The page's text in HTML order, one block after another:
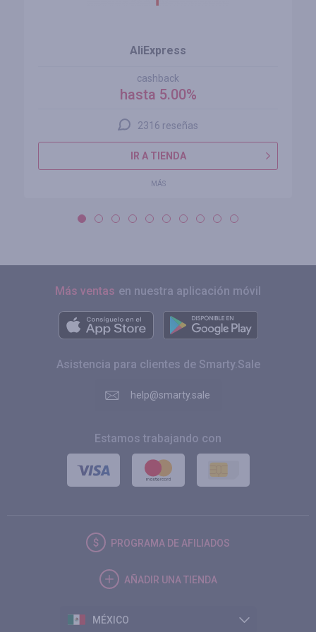
AliExpress
cashback
hasta 5.00%
2316 reseñas
IR A TIENDA
MÁS
Más ventas en nuestra aplicación móvil
Asistencia para clientes de Smarty.Sale
help@smarty.sale
Estamos trabajando con
PROGRAMA DE AFILIADOS
AÑADIR UNA TIENDA
MÉXICO